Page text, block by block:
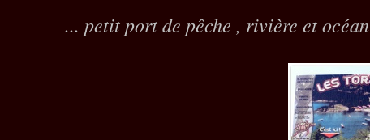
... petit port de pêche , rivière et océan